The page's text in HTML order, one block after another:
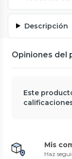
Descripción
Opiniones del
Este
Mis
Haz